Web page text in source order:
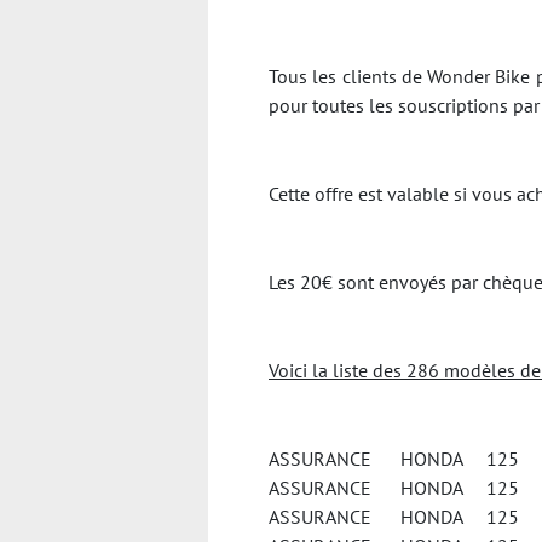
Tous les clients de Wonder
pour toutes les souscriptions
Cette offre est valable si vous
Les 20€ sont envoyés par
Voici la liste des 286 modèles
ASSURANCE HONDA 125
ASSURANCE HONDA 125
ASSURANCE HONDA 125